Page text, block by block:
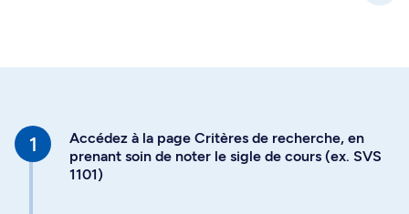
Accédez à la page Critères de recherche, en
prenant soin de noter le sigle de cours (ex. SVS
1101)